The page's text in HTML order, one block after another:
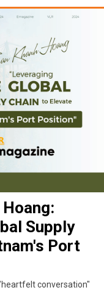
Hoang:
Supply
Port
conversation"